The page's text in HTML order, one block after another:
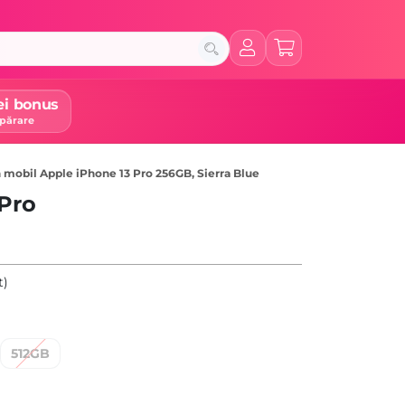
bonus
mobil Apple iPhone 13 Pro 256GB, Sierra Blue
512GB